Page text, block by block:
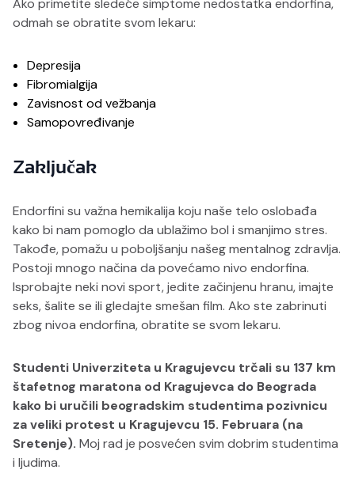
Ako primetite sledeće simptome nedostatka endorfina,
odmah se obratite svom lekaru:
Depresija
Fibromialgija
Zavisnost od vežbanja
Samopovređivanje
Zaključak
Endorfini su važna hemikalija koju naše telo oslobađa
kako bi nam pomoglo da ublažimo bol i smanjimo stres.
Takođe, pomažu u poboljšanju našeg mentalnog zdravlja.
Postoji mnogo načina da povećamo nivo endorfina.
Isprobajte neki novi sport, jedite začinjenu hranu, imajte
seks, šalite se ili gledajte smešan film. Ako ste zabrinuti
zbog nivoa endorfina, obratite se svom lekaru.
Studenti Univerziteta u Kragujevcu trčali su 137 km
štafetnog maratona od Kragujevca do Beograda
kako bi uručili beogradskim studentima pozivnicu
za veliki protest u Kragujevcu 15. Februara (na
Sretenje). Moj rad je posvećen svim dobrim studentima
i ljudima.